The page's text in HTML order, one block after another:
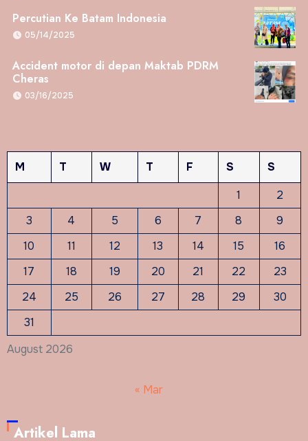
Percutian Ke Batam Indonesia
05/14/2025
Accident motor di depan Maktab PDRM
Cheras
03/16/2025
August 2026
M T W T F S
S
1
2
3
4 5 6 7 8
9
10
11 12 13 14 15
16
17
18 19 20 21 22
23
24
25 26 27 28 29
30
31
« Mar
Artikel Lama